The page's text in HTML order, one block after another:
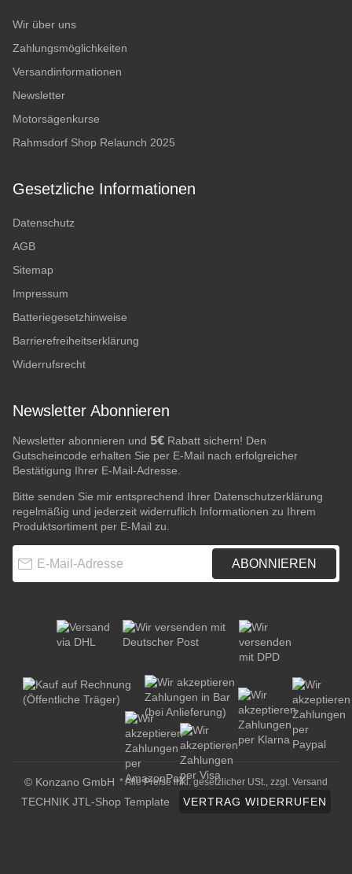
Wir über uns
Zahlungsmöglichkeiten
Versandinformationen
Newsletter
Motorsägenkurse
Rahmsdorf Shop Relaunch 2025
Gesetzliche Informationen
Datenschutz
AGB
Sitemap
Impressum
Batteriegesetzhinweise
Barrierefreiheitserklärung
Widerrufsrecht
Newsletter Abonnieren
Newsletter abonnieren und 5€ Rabatt sichern! Den
Gutscheincode erhalten Sie per E-Mail nach erfolgreicher
Bestätigung Ihrer E-Mail-Adresse.
Bitte senden Sie mir entsprechend Ihrer Datenschutzerklärung
regelmäßig und jederzeit widerruflich Informationen zu Ihrem
Produktsortiment per E-Mail zu.
ABONNIEREN
© Konzano GmbH * Alle Preise inkl. gesetzlicher USt., zzgl. Versand
TECHNIK JTL-Shop Template VERTRAG WIDERRUFEN